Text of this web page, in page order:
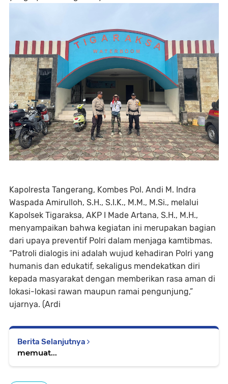
Kapolresta Tangerang, Kombes Pol. Andi M. Indra
Waspada Amirulloh, S.H., S.I.K., M.M., M.Si., melalui
Kapolsek Tigaraksa, AKP I Made Artana, S.H., M.H.,
menyampaikan bahwa kegiatan ini merupakan bagian
dari upaya preventif Polri dalam menjaga kamtibmas.
“Patroli dialogis ini adalah wujud kehadiran Polri yang
humanis dan edukatif, sekaligus mendekatkan diri
kepada masyarakat dengan memberikan rasa aman di
lokasi-lokasi rawan maupun ramai pengunjung,”
ujarnya. (Ardi
Berita Selanjutnya
memuat...